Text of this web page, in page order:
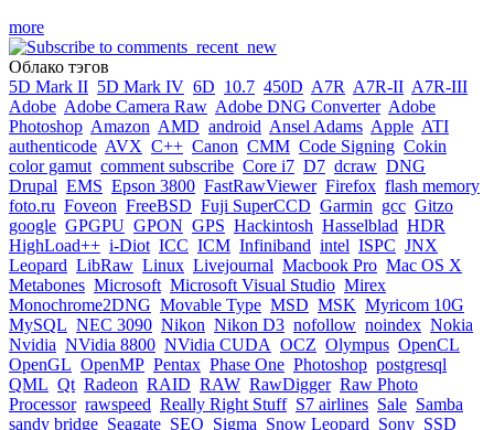
more
Облако тэгов
5D Mark II 5D Mark IV 6D 10.7 450D A7R A7R-II A7R-III
Adobe Adobe Camera Raw Adobe DNG Converter Adobe
Photoshop Amazon AMD android Ansel Adams Apple ATI
authenticode AVX C++ Canon CMM Code Signing Cokin
color gamut comment subscribe Core i7 D7 dcraw DNG
Drupal EMS Epson 3800 FastRawViewer Firefox flash memory
foto.ru Foveon FreeBSD Fuji SuperCCD Garmin gcc Gitzo
google GPGPU GPON GPS Hackintosh Hasselblad HDR
HighLoad++ i-Diot ICC ICM Infiniband intel ISPC JNX
Leopard LibRaw Linux Livejournal Macbook Pro Mac OS X
Metabones Microsoft Microsoft Visual Studio Mirex
Monochrome2DNG Movable Type MSD MSK Myricom 10G
MySQL NEC 3090 Nikon Nikon D3 nofollow noindex Nokia
Nvidia NVidia 8800 NVidia CUDA OCZ Olympus OpenCL
OpenGL OpenMP Pentax Phase One Photoshop postgresql
QML Qt Radeon RAID RAW RawDigger Raw Photo
Processor rawspeed Really Right Stuff S7 airlines Sale Samba
sandy bridge Seagate SEO Sigma Snow Leopard Sony SSD